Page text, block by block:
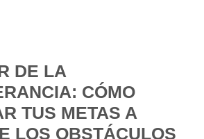
DE LA
CÓMO
TUS METAS A
LOS OBSTÁCULOS